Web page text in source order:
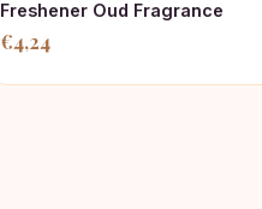
Freshener Oud Fragrance
€4,24